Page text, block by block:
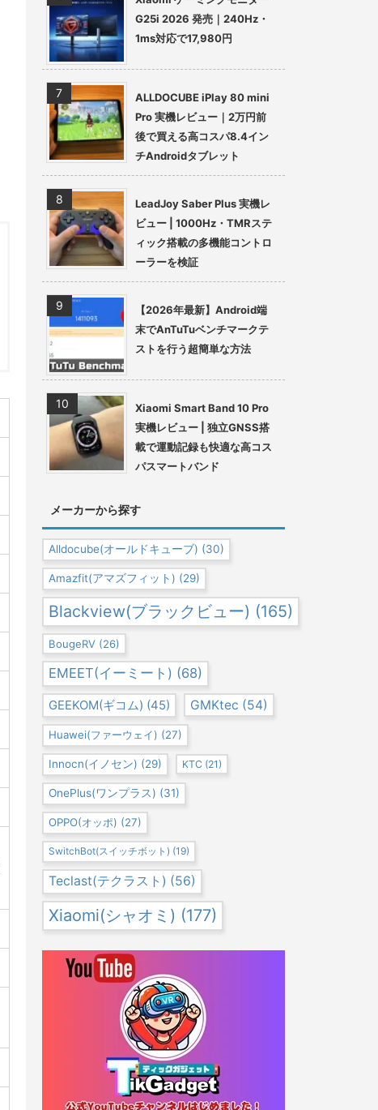
G25i 2026 発売｜240Hz・
1ms対応で17,980円
ALLDOCUBE iPlay 80 mini
Pro 実機レビュー｜2万円前
後で買える高コスパ8.4イン
チAndroidタブレット
LeadJoy Saber Plus 実機レ
ビュー | 1000Hz・TMRステ
ィック搭載の多機能コントロ
ーラーを検証
【2026年最新】Android端
末でAnTuTuベンチマークテ
ストを行う超簡単な方法
Xiaomi Smart Band 10 Pro
実機レビュー | 独立GNSS搭
載で運動記録も快適な高コス
パスマートバンド
メーカーから探す
Alldocube(オールドキューブ) (30)
Amazfit(アマズフィット) (29)
Blackview(ブラックビュー) (165)
BougeRV (26)
EMEET(イーミート) (68)
GEEKOM(ギコム) (45) GMKtec (54)
Huawei(ファーウェイ) (27)
Innocn(イノセン) (29) KTC (21)
OnePlus(ワンプラス) (31)
OPPO(オッポ) (27)
SwitchBot(スイッチボット) (19)
Teclast(テクラスト) (56)
Xiaomi(シャオミ) (177)